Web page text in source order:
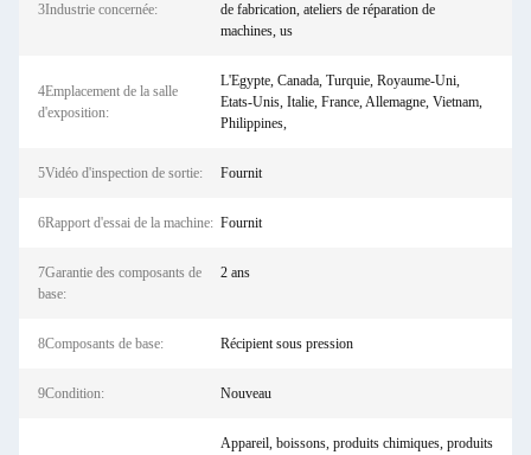
3Industrie concernée:
de fabrication, ateliers de réparation de
machines, us
4Emplacement de la salle
d'exposition:
L'Egypte, Canada, Turquie, Royaume-Uni,
Etats-Unis, Italie, France, Allemagne, Vietnam,
Philippines,
5Vidéo d'inspection de sortie: Fournit
6Rapport d'essai de la machine: Fournit
7Garantie des composants de
base:
2 ans
8Composants de base: Récipient sous pression
9Condition: Nouveau
Appareil, boissons, produits chimiques, produits